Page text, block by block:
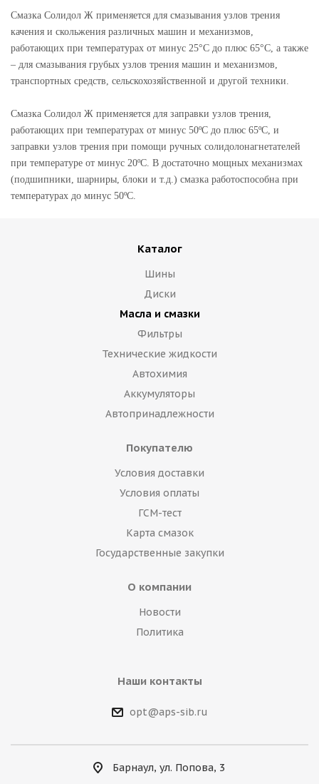
Смазка Солидол Ж применяется для смазывания узлов трения
качения и скольжения различных машин и механизмов,
работающих при температурах от минус 25°С до плюс 65°С, а также
– для смазывания грубых узлов трения машин и механизмов,
транспортных средств, сельскохозяйственной и другой техники.
Смазка Солидол Ж применяется для заправки узлов трения,
работающих при температурах от минус 50ºС до плюс 65ºС, и
заправки узлов трения при помощи ручных солидолонагнетателей
при температуре от минус 20ºС. В достаточно мощных механизмах
(подшипники, шарниры, блоки и т.д.) смазка работоспособна при
температурах до минус 50ºС.
Каталог
Шины
Диски
Масла и смазки
Фильтры
Технические жидкости
Автохимия
Аккумуляторы
Автопринадлежности
Покупателю
Условия доставки
Условия оплаты
ГСМ-тест
Карта смазок
Государственные закупки
О компании
Новости
Политика
Наши контакты
opt@aps-sib.ru
Барнаул, ул. Попова, 3